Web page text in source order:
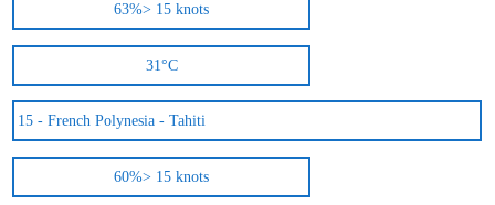
63%> 15 knots
31°C
15 -French Polynesia - Tahiti
60%> 15 knots